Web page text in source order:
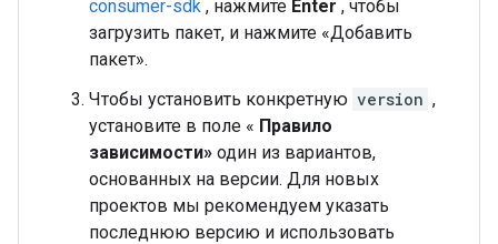
consumer-sdk , нажмите Enter , чтобы
загрузить пакет, и нажмите «Добавить
пакет».
Чтобы установить конкретную version ,
установите в поле « Правило
зависимости» один из вариантов,
основанных на версии. Для новых
проектов мы рекомендуем указать
последнюю версию и использовать